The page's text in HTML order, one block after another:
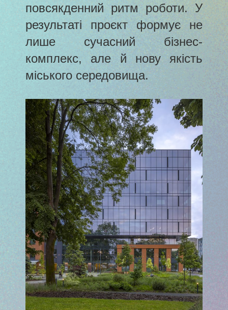
повсякденний ритм роботи. У
результаті проєкт формує не
лише сучасний бізнес-
комплекс, але й нову якість
міського середовища.